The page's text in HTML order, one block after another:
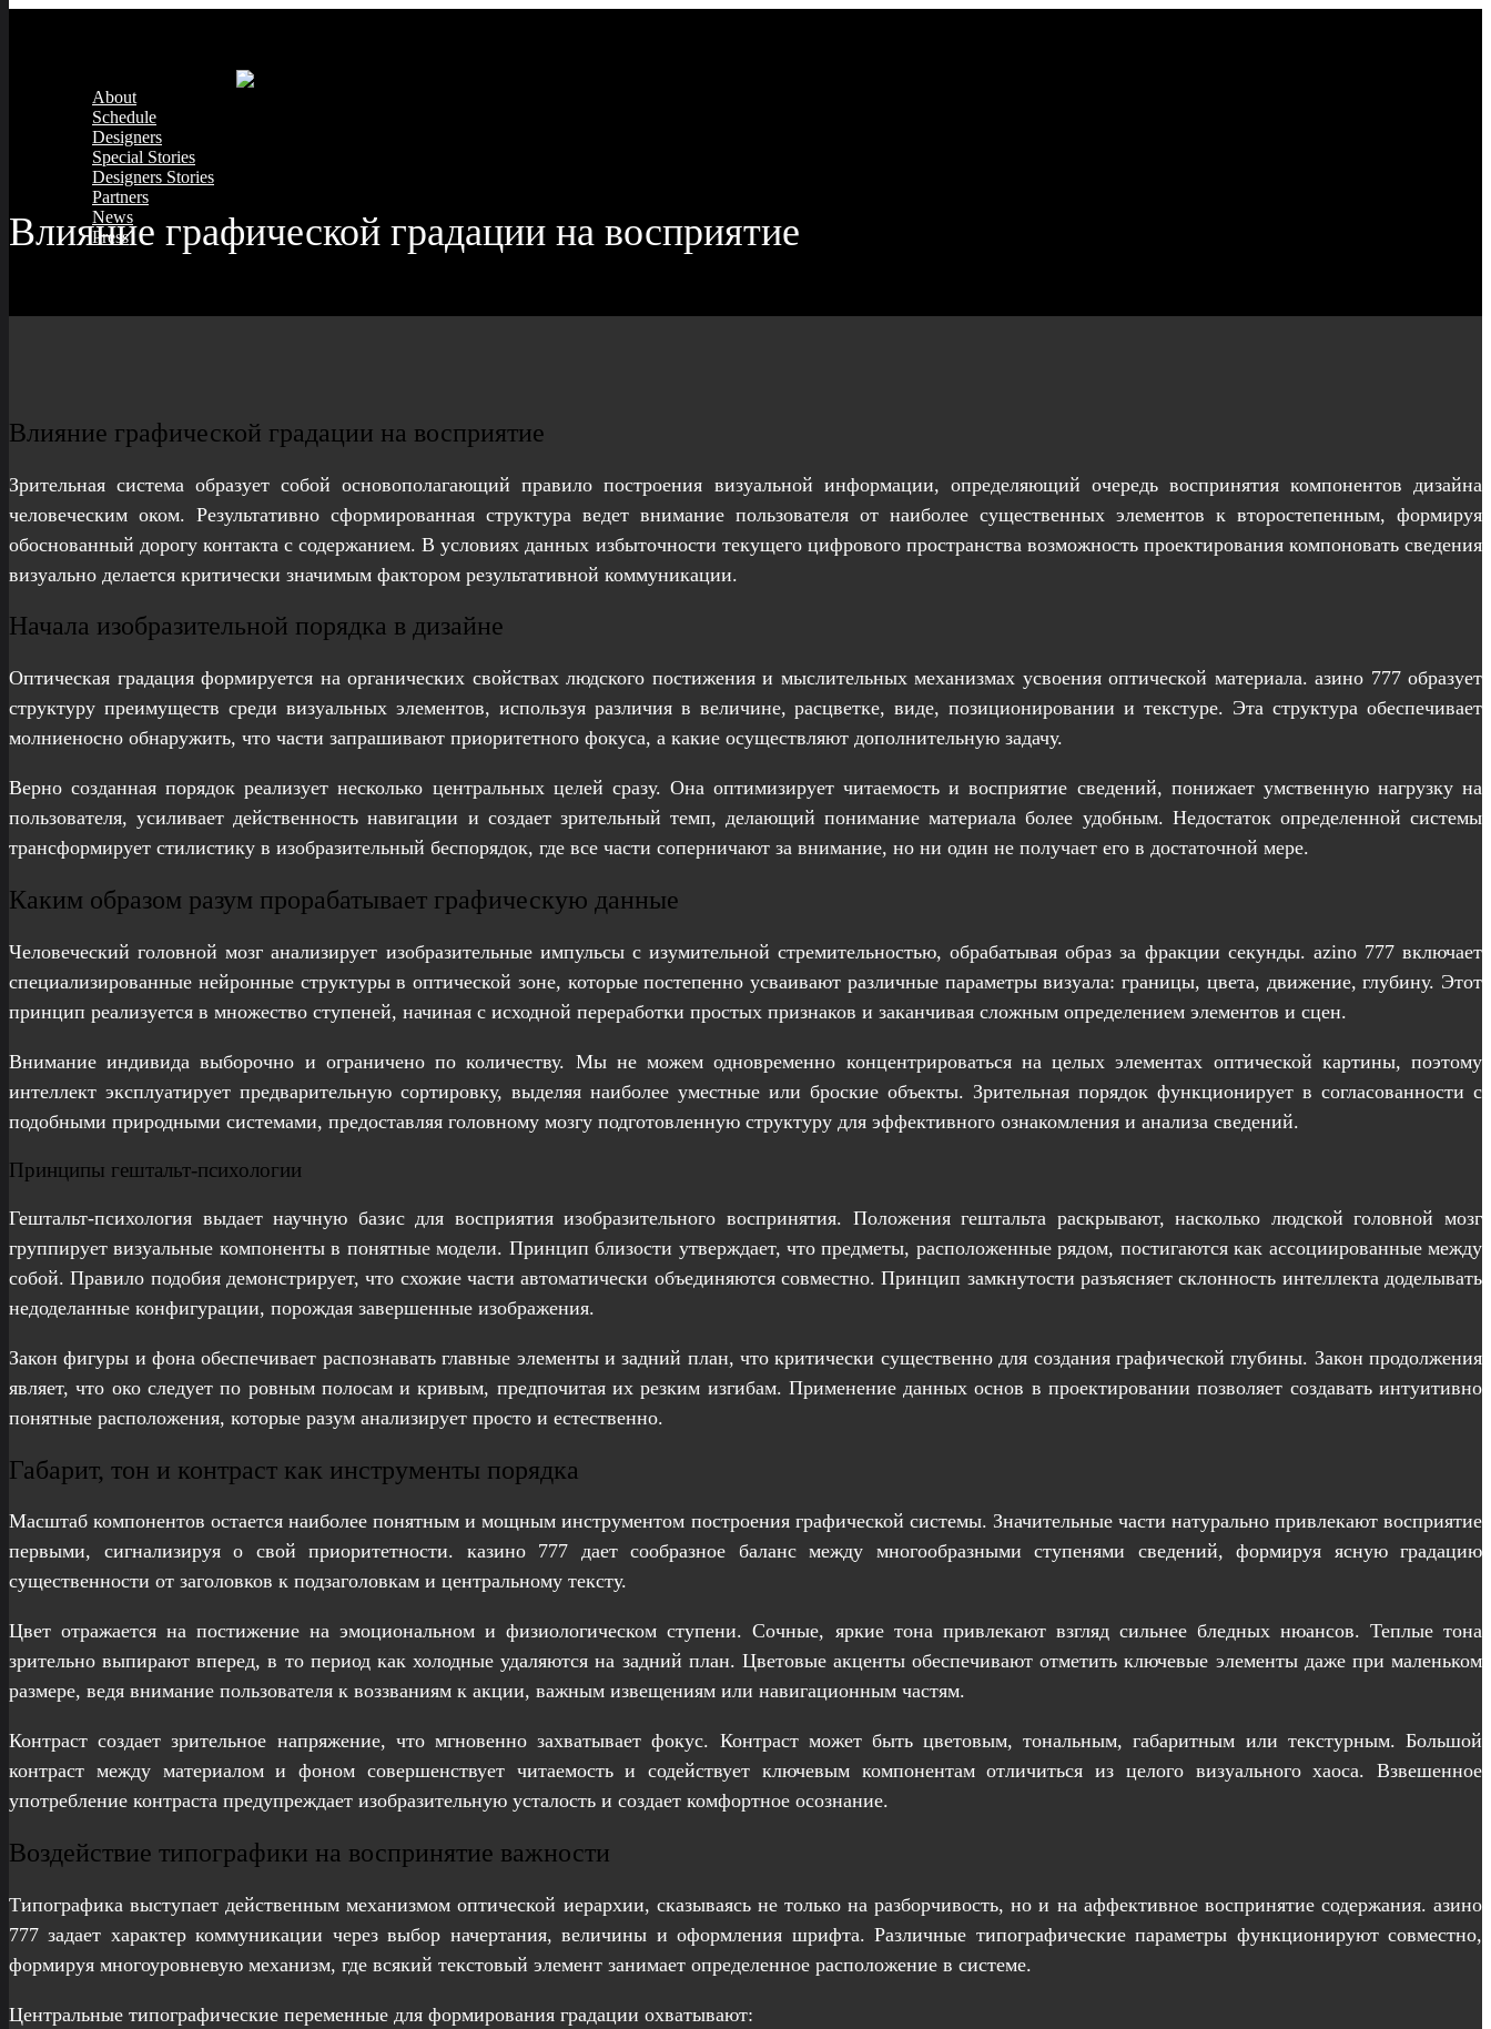
About
Schedule
Designers
Special Stories
Designers Stories
Partners
News
Press
Влияние графической градации на восприятие
Влияние графической градации на восприятие
Зрительная система образует собой основополагающий правило построения визуальной информации, определяющий очередь воспринятия компонентов дизайна
человеческим оком. Результативно сформированная структура ведет внимание пользователя от наиболее существенных элементов к второстепенным, формируя
обоснованный дорогу контакта с содержанием. В условиях данных избыточности текущего цифрового пространства возможность проектирования компоновать сведения
визуально делается критически значимым фактором результативной коммуникации.
Начала изобразительной порядка в дизайне
Оптическая градация формируется на органических свойствах людского постижения и мыслительных механизмах усвоения оптической материала. азино 777 образует
структуру преимуществ среди визуальных элементов, используя различия в величине, расцветке, виде, позиционировании и текстуре. Эта структура обеспечивает
молниеносно обнаружить, что части запрашивают приоритетного фокуса, а какие осуществляют дополнительную задачу.
Верно созданная порядок реализует несколько центральных целей сразу. Она оптимизирует читаемость и восприятие сведений, понижает умственную нагрузку на
пользователя, усиливает действенность навигации и создает зрительный темп, делающий понимание материала более удобным. Недостаток определенной системы
трансформирует стилистику в изобразительный беспорядок, где все части соперничают за внимание, но ни один не получает его в достаточной мере.
Каким образом разум прорабатывает графическую данные
Человеческий головной мозг анализирует изобразительные импульсы с изумительной стремительностью, обрабатывая образ за фракции секунды. azino 777 включает
специализированные нейронные структуры в оптической зоне, которые постепенно усваивают различные параметры визуала: границы, цвета, движение, глубину. Этот
принцип реализуется в множество ступеней, начиная с исходной переработки простых признаков и заканчивая сложным определением элементов и сцен.
Внимание индивида выборочно и ограничено по количеству. Мы не можем одновременно концентрироваться на целых элементах оптической картины, поэтому
интеллект эксплуатирует предварительную сортировку, выделяя наиболее уместные или броские объекты. Зрительная порядок функционирует в согласованности с
подобными природными системами, предоставляя головному мозгу подготовленную структуру для эффективного ознакомления и анализа сведений.
Принципы гештальт-психологии
Гештальт-психология выдает научную базис для восприятия изобразительного воспринятия. Положения гештальта раскрывают, насколько людской головной мозг
группирует визуальные компоненты в понятные модели. Принцип близости утверждает, что предметы, расположенные рядом, постигаются как ассоциированные между
собой. Правило подобия демонстрирует, что схожие части автоматически объединяются совместно. Принцип замкнутости разъясняет склонность интеллекта доделывать
недоделанные конфигурации, порождая завершенные изображения.
Закон фигуры и фона обеспечивает распознавать главные элементы и задний план, что критически существенно для создания графической глубины. Закон продолжения
являет, что око следует по ровным полосам и кривым, предпочитая их резким изгибам. Применение данных основ в проектировании позволяет создавать интуитивно
понятные расположения, которые разум анализирует просто и естественно.
Габарит, тон и контраст как инструменты порядка
Масштаб компонентов остается наиболее понятным и мощным инструментом построения графической системы. Значительные части натурально привлекают восприятие
первыми, сигнализируя о свой приоритетности. казино 777 дает сообразное баланс между многообразными ступенями сведений, формируя ясную градацию
существенности от заголовков к подзаголовкам и центральному тексту.
Цвет отражается на постижение на эмоциональном и физиологическом ступени. Сочные, яркие тона привлекают взгляд сильнее бледных нюансов. Теплые тона
зрительно выпирают вперед, в то период как холодные удаляются на задний план. Цветовые акценты обеспечивают отметить ключевые элементы даже при маленьком
размере, ведя внимание пользователя к воззваниям к акции, важным извещениям или навигационным частям.
Контраст создает зрительное напряжение, что мгновенно захватывает фокус. Контраст может быть цветовым, тональным, габаритным или текстурным. Большой
контраст между материалом и фоном совершенствует читаемость и содействует ключевым компонентам отличиться из целого визуального хаоса. Взвешенное
употребление контраста предупреждает изобразительную усталость и создает комфортное осознание.
Воздействие типографики на воспринятие важности
Типографика выступает действенным механизмом оптической иерархии, сказываясь не только на разборчивость, но и на аффективное воспринятие содержания. азино
777 задает характер коммуникации через выбор начертания, величины и оформления шрифта. Различные типографические параметры функционируют совместно,
формируя многоуровневую механизм, где всякий текстовый элемент занимает определенное расположение в системе.
Центральные типографические переменные для формирования градации охватывают: